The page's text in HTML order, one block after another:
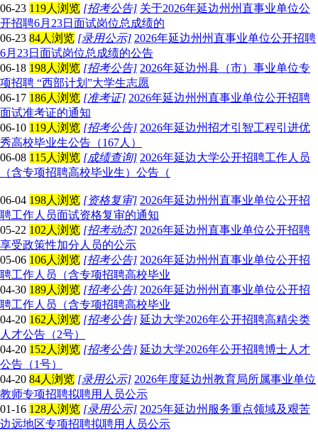
06-23 119人浏览 [招考公告] 关于2026年延边州州直事业单位公
开招聘6月23日面试岗位总成绩的
06-23 84人浏览 [录用公示] 2026年延边州州直事业单位公开招聘
6月23日面试岗位总成绩的公告
06-18 198人浏览 [招考公告] 2026年延边州县（市）事业单位专
项招聘 “西部计划”大学生志愿
06-17 186人浏览 [准考证] 2026年延边州州直事业单位公开招聘
面试准考证的通知
06-10 119人浏览 [招考公告] 2026年延边州招才引智工程引进优
秀高校毕业生公告（167人）
06-08 115人浏览 [成绩查询] 2026年延边大学公开招聘工作人员
（含专项招聘高校毕业生）公告（
06-04 198人浏览 [资格复审] 2026年延边州州直事业单位公开招
聘工作人员面试资格复审的通知
05-22 102人浏览 [招考动态] 2026年延边州直事业单位公开招聘
享受政策性加分人员的公示
05-06 106人浏览 [招考公告] 2026年延边州州直事业单位公开招
聘工作人员（含专项招聘高校毕业
04-30 189人浏览 [招考公告] 2026年延边州州直事业单位公开招
聘工作人员（含专项招聘高校毕业
04-20 162人浏览 [招考公告] 延边大学2026年公开招聘高精尖类
人才公告（2号）
04-20 152人浏览 [招考公告] 延边大学2026年公开招聘博士人才
公告（1号）
04-20 84人浏览 [录用公示] 2026年度延边州教育局所属事业单位
教师专项招聘拟聘用人员公示
01-16 128人浏览 [录用公示] 2025年延边州服务重点领域及艰苦
边远地区专项招聘拟聘用人员公示